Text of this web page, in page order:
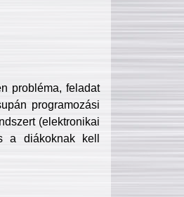
probléma, feladat
programozási
(elektronikai
a diákoknak kell